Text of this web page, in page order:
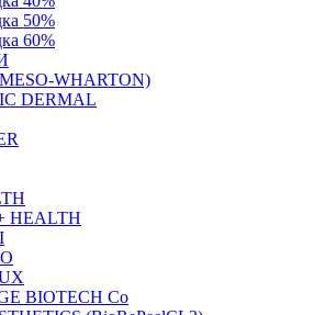
50%
60%
WHARTON)
DERMAL
HEALTH
BIOTECH Co